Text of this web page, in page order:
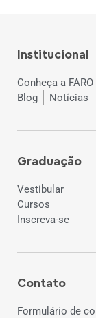
Institucional
Conheça a FARO
Blog
Notícias
Graduação
Vestibular
Cursos
Inscreva-se
Contato
Formulário de